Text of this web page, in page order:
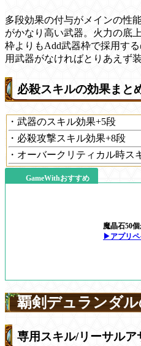
多段効果の付与がメインの性
がかなり高い武器。火力の底
枠よりもAdd武器枠で採用す
用武器がなければとりあえず
必殺スキルの効果まと
・武器のスキル効果+5段
・必殺攻撃スキル効果+8段
・オーバークリティカル時ス
GameWithおすすめ
魔晶石50個
▶アプリペ
覇剣デュランダ
専用スキル/リーサルア